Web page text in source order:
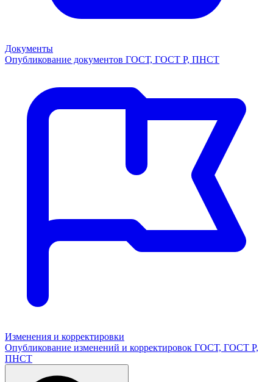
Документы
Опубликование документов ГОСТ, ГОСТ Р, ПНСТ
Изменения и корректировки
Опубликование изменений и корректировок ГОСТ, ГОСТ Р,
ПНСТ